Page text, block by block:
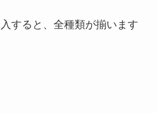
すると、全種類が揃います